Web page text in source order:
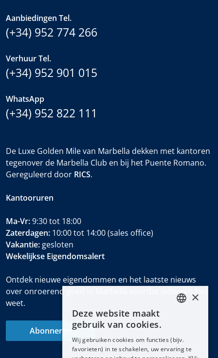
Aanbiedingen Tel.
(+34) 952 774 266
Verhuur Tel.
(+34) 952 901 015
WhatsApp
(+34) 952 822 111
De Luxe Golden Mile van Marbella dekken met kantoren
tegenover de Marbella Club en bij het Puente Romano.
Gereguleerd door RICS.
Kantooruren
Ma-Vr:9:30 tot 18:00
Zaterdagen: 10:00 tot 14:00 (sales office)
Vakantie: gesloten
Wekelijkse Eigendomsalert
Ontdek nieuwe eigendommen en het laatste nieuws
over onroerend goed in Marbella voordat iedereen het
weet.
Abonneren
DEUTSCH
×
Deze website maakt
gebruik van cookies.
Wij gebruiken cookies om functies (bijv.
favorieten) in te schakelen, uw ervaring te